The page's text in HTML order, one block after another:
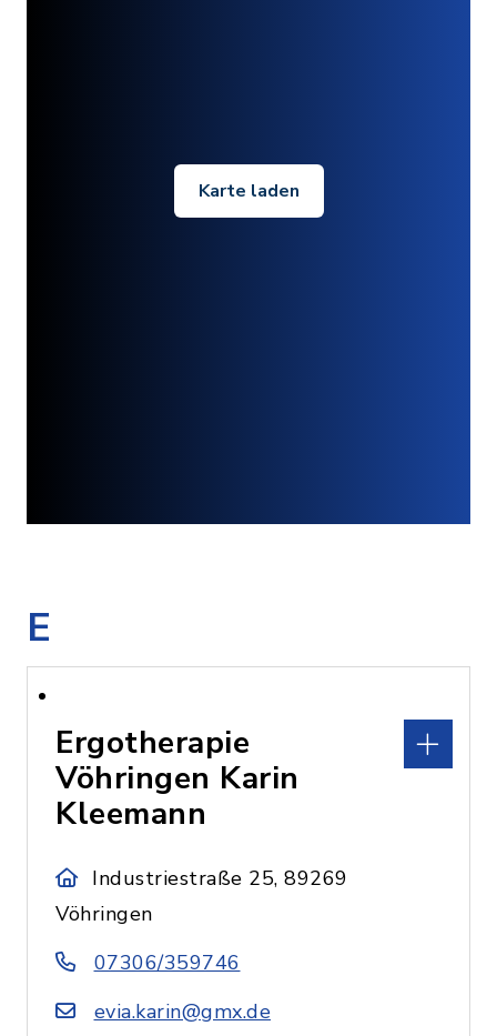
Karte laden
E
Ergotherapie
Vöhringen Karin
Kleemann
Industriestraße 25, 89269
Vöhringen
07306/359746
evia.karin@gmx.de